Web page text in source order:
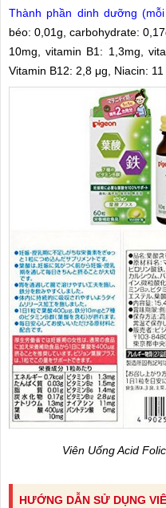
Thành phần dinh dưỡng
béo: 0,01g, carbohydrate:
10mg, vitamin B1: 1,3mg,
Vitamin B12: 2,8 μg, Niacin:
Viên Uống Acid
HƯỚNG DẪN SỬ DỤNG